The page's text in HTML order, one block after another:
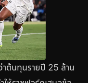
ต้นทุนรายปี 25 ล้าน